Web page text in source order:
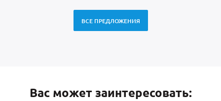
ВСЕ ПРЕДЛОЖЕНИЯ
Вас может заинтересовать: